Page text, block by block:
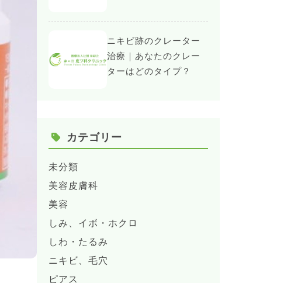
ニキビ跡のクレーター
治療｜あなたのクレー
ターはどのタイプ？
カテゴリー
未分類
美容皮膚科
美容
しみ、イボ・ホクロ
しわ・たるみ
ニキビ、毛穴
ピアス